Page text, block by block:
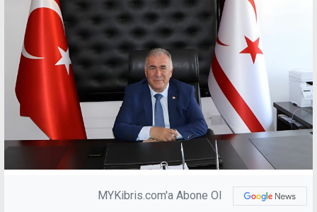
MYKibris.com'a Abone Ol